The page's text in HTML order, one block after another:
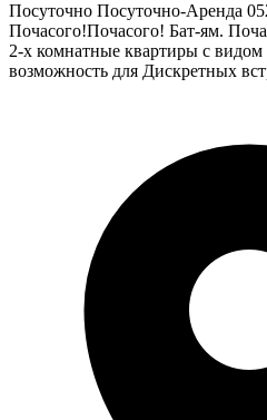
Посуточно Посуточно-Аренда
Почасого!Почасого! Бат-ям.
2-х комнатные квартиры с
возможность для Дискретных